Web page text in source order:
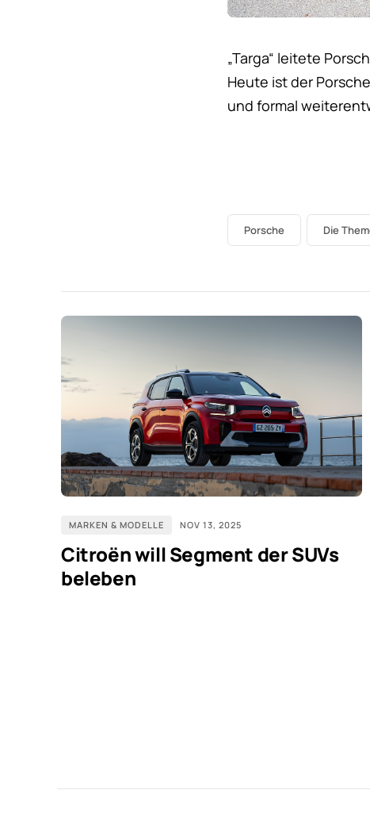
„Targa“ leitete
Heute ist der
und formal
Porsche Die
MARKEN & MODELLE NOV 13, 2025
Citroën will Segment der SUVs
beleben